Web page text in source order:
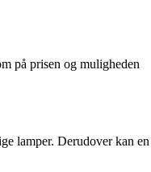
på prisen og muligheden
lamper. Derudover kan en